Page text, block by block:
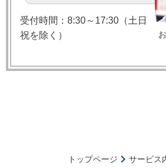
受付時間：8:30～17:30（土日
祝を除く）
トップページ サービス